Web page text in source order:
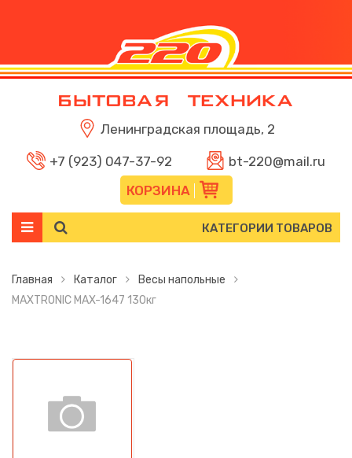
Ленинградская площадь, 2
+7 (923) 047-37-92
bt-220@mail.ru
КОРЗИНА
КАТЕГОРИИ ТОВАРОВ
Главная Каталог
Весы напольные
MAXTRONIC MAX-1647 130кг